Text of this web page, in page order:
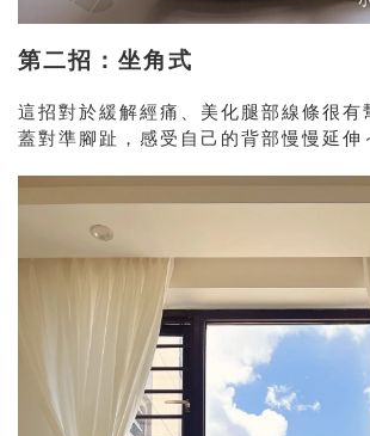
第二招：坐角式
這招對於緩解經痛、美化腿部線條很有
蓋對準腳趾，感受自己的背部慢慢延伸